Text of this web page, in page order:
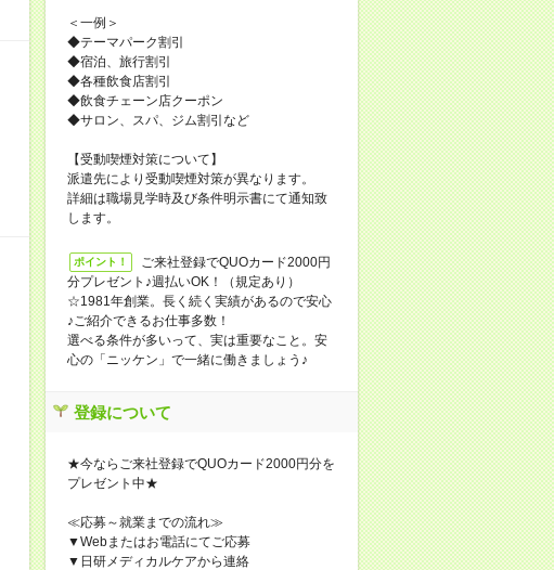
＜一例＞
◆テーマパーク割引
◆宿泊、旅行割引
◆各種飲食店割引
◆飲食チェーン店クーポン
◆サロン、スパ、ジム割引など
【受動喫煙対策について】
派遣先により受動喫煙対策が異なります。
詳細は職場見学時及び条件明示書にて通知致
します。
ポイント！
ご来社登録でQUOカード2000円
分プレゼント♪週払いOK！（規定あり）
☆1981年創業。長く続く実績があるので安心
♪ご紹介できるお仕事多数！
選べる条件が多いって、実は重要なこと。安
心の「ニッケン」で一緒に働きましょう♪
登録について
★今ならご来社登録でQUOカード2000円分を
プレゼント中★
≪応募～就業までの流れ≫
▼Webまたはお電話にてご応募
▼日研メディカルケアから連絡